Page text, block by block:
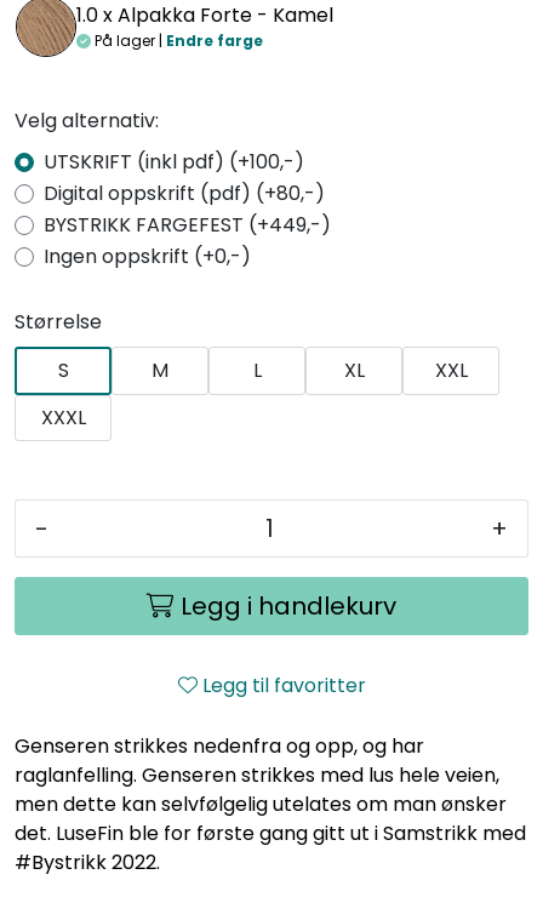
1.0 xAlpakka Forte - Kamel
På lager | Endre farge
Velg alternativ:
UTSKRIFT (inkl pdf) (+100,-)
Digital oppskrift (pdf) (+80,-)
BYSTRIKK FARGEFEST (+449,-)
Ingen oppskrift (+0,-)
Størrelse
S
M L XL
XXL
XXXL
- +
Legg i handlekurv
Legg til favoritter
Genseren strikkes nedenfra og opp, og har
raglanfelling. Genseren strikkes med lus hele veien,
men dette kan selvfølgelig utelates om man ønsker
det. LuseFin ble for første gang gitt ut i Samstrikk med
#Bystrikk 2022.